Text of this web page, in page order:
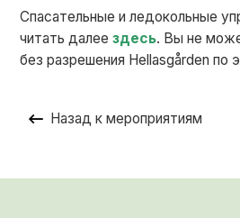
Спасательные и ледокольные
читать далеездесь. Вы не
без разрешения Hellasgården по
Назад к мероприятиям